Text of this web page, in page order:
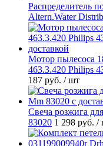
Распределитель
Altern.Water
Мотор пылесоса
463.3.420 Philips
187 руб. / шт
Свеча розжига
83020 1 298 руб. /